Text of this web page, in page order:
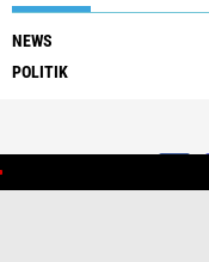
NEWS
POLITIK